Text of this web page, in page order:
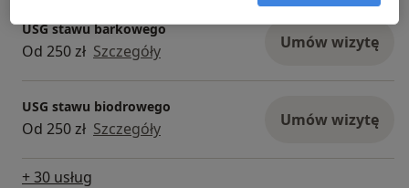
USG stawu barkowego
Od 250 zł Szczegóły Umów wizytę
USG stawu biodrowego
Od 250 zł Szczegóły Umów wizytę
+ 30 usług